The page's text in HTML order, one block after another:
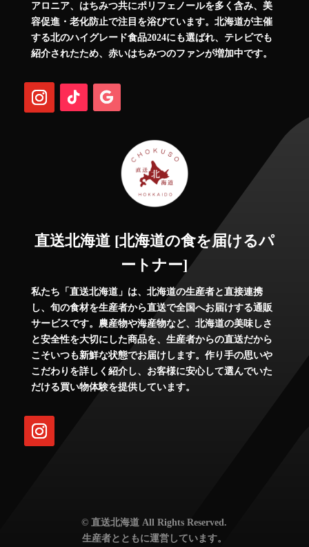
アロニア、はちみつ共にポリフェノールを多く含み、美
容促進・老化防止で注目を浴びています。北海道が主催
する北のハイグレード食品2024にも選ばれ、テレビでも
紹介されたため、赤いはちみつのファンが増加中です。
直送北海道 [北海道の食を届けるパ
ートナー]
私たち「直送北海道」は、北海道の生産者と直接連携
し、旬の食材を生産者から直送で全国へお届けする通販
サービスです。農産物や海産物など、北海道の美味しさ
と安全性を大切にした商品を、生産者からの直送だから
こそいつも新鮮な状態でお届けします。作り手の思いや
こだわりを詳しく紹介し、お客様に安心して選んでいた
だける買い物体験を提供しています。
© 直送北海道 All Rights Reserved.
生産者とともに運営しています。